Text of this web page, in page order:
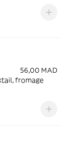
56,00 MAD
fromage